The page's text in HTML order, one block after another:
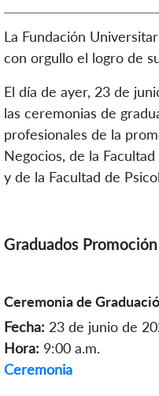
La Fundación
con orgullo el logro de
El día de ayer, 23 de
las ceremonias de
profesionales de la
Negocios, de la
y de la Facultad de
Graduados
Ceremonia de
Fecha: 23 de junio de
Hora: 9:00 a.m.
Ceremonia